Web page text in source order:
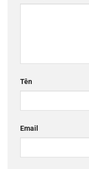
Tên
Email